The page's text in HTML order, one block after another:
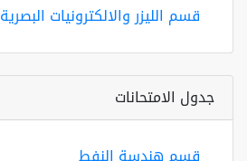
قسم الليزر والالكترونيات البصرية
جدول الامتحانات